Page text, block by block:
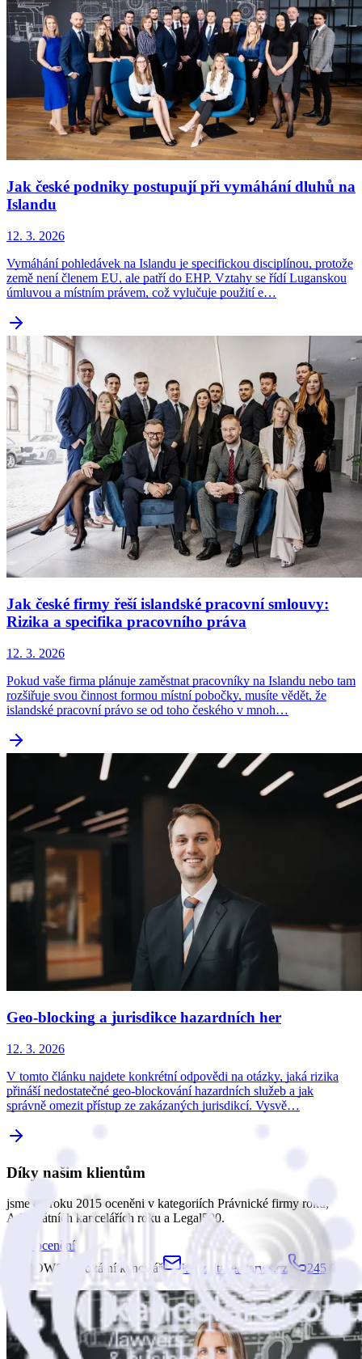
Jak české podniky postupují při vymáhání dluhů na
Islandu
12. 3. 2026
Vymáhání pohledávek na Islandu je specifickou disciplínou, protože
země není členem EU, ale patří do EHP. Vztahy se řídí Luganskou
úmluvou a místním právem, což vylučuje použití e…
Jak české firmy řeší islandské pracovní smlouvy:
Rizika a specifika pracovního práva
12. 3. 2026
Pokud vaše firma plánuje zaměstnat pracovníky na Islandu nebo tam
rozšiřuje svou činnost formou místní pobočky, musíte vědět, že
islandské pracovní právo se od toho českého v mnoh…
Geo-blocking a jurisdikce hazardních her
12. 3. 2026
V tomto článku najdete konkrétní odpovědi na otázky, jaká rizika
přináší nedostatečné geo-blockování hazardních služeb a jak
správně omezit přístup ze zakázaných jurisdikcí. Vysvě…
Díky našim klientům
jsme od roku 2015 oceněni v kategoriích Právnické firmy roku,
Advokátních kancelářích roku a Legal500.
Naše ocenění
ARROWS advokátní kancelář
konzultace@arws.cz
245 007